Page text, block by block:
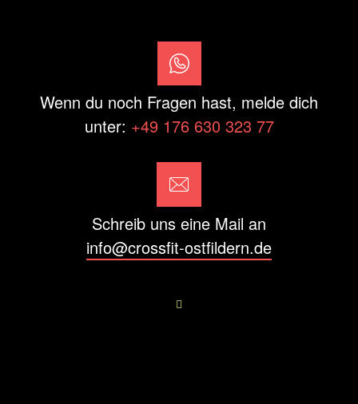
Wenn du noch Fragen hast, melde dich
unter: +49 176 630 323 77
Schreib uns eine Mail an
info@crossfit-ostfildern.de